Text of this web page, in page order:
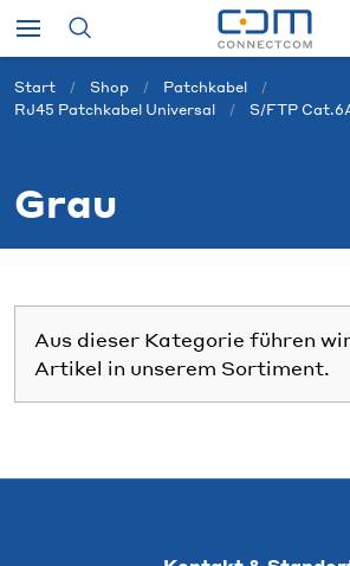
Start Shop
Patchkabel
RJ45 Patchkabel Universal
S/FTP
Grau
Aus dieser Kategorie führen
Artikel in unserem Sortiment.